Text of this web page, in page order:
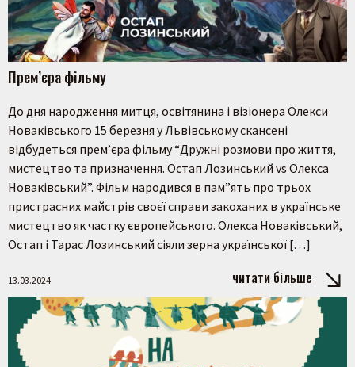
Прем’єра фільму
До дня народження митця, освітянина і візіонера Олекси
Новаківського 15 березня у Львівському скансені
відбудеться прем’єра фільму “Дружні розмови про життя,
мистецтво та призначення. Остап Лозинський vs Олекса
Новаківський”. Фільм народився в пам”ять про трьох
пристрасних майстрів своєї справи закоханих в українське
мистецтво як частку європейського. Олекса Новаківський,
Остап і Тарас Лозинський сіяли зерна української […]
13.03.2024 читати більше